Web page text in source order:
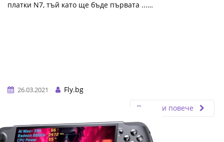
платки N7, тъй като ще бъде първата ...…
26.03.2021
Fly.bg
Прочети повече